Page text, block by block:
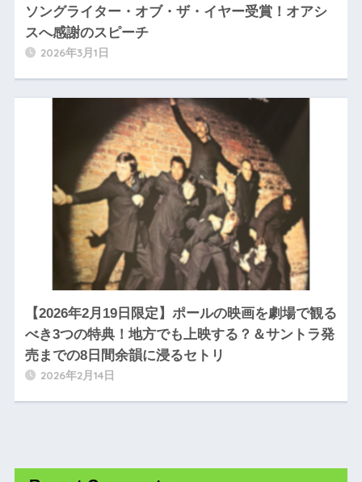
ソングライター・オブ・ザ・イヤー受賞！オアシ
スへ感謝のスピーチ
2026年3月1日
【2026年2月19日限定】ポールの映画を劇場で観る
べき3つの特典！地方でも上映する？＆サントラ発
売までの8日間余韻に浸るセトリ
2026年2月14日